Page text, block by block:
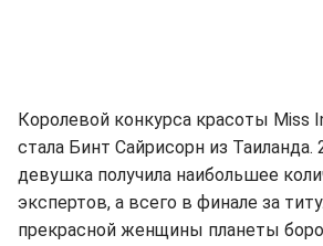
Королевой конкурса красоты Miss
стала Бинт Сайрисорн из Таиланда.
девушка получила наибольшее
экспертов, а всего в финале за
прекрасной женщины планеты